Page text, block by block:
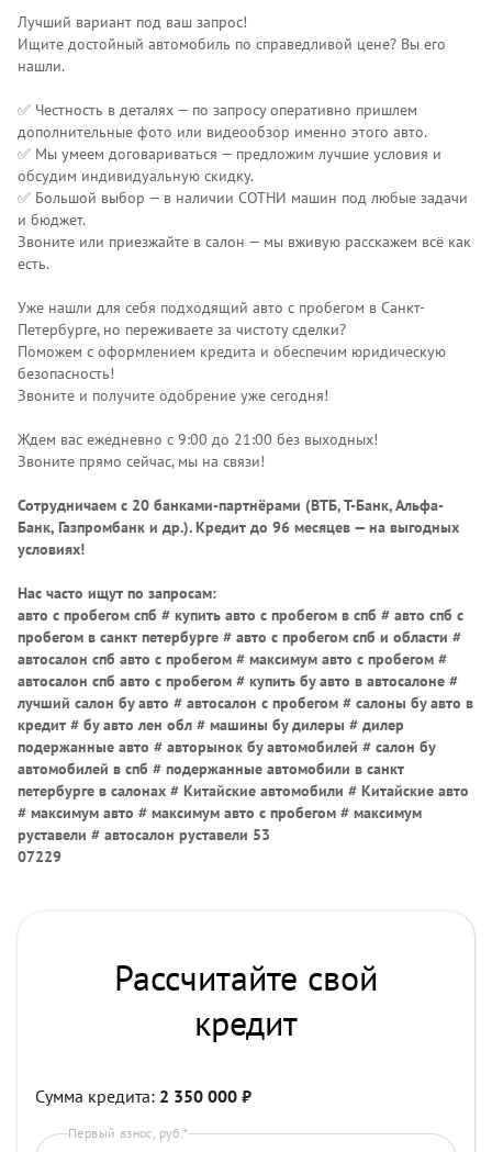
Лучший вариант под ваш запрос!
Ищите достойный автомобиль по справедливой цене? Вы его
нашли.
✅ Честность в деталях — по запросу оперативно пришлем
дополнительные фото или видеообзор именно этого авто.
✅ Мы умеем договариваться — предложим лучшие условия и
обсудим индивидуальную скидку.
✅ Большой выбор — в наличии СОТНИ машин под любые задачи
и бюджет.
Звоните или приезжайте в салон — мы вживую расскажем всё как
есть.
Уже нашли для себя подходящий авто с пробегом в Санкт-
Петербурге, но переживаете за чистоту сделки?
Поможем с оформлением кредита и обеспечим юридическую
безопасность!
Звоните и получите одобрение уже сегодня!
Ждем вас ежедневно с 9:00 до 21:00 без выходных!
Звоните прямо сейчас, мы на связи!
Сотрудничаем с 20 банками-партнёрами (ВТБ, Т-Банк, Альфа-
Банк, Газпромбанк и др.). Кредит до 96 месяцев — на выгодных
условиях!
Нас часто ищут по запросам:
авто с пробегом спб # купить авто с пробегом в спб # авто спб с
пробегом в санкт петербурге # авто с пробегом спб и области #
автосалон спб авто с пробегом # максимум авто с пробегом #
автосалон спб авто с пробегом # купить бу авто в автосалоне #
лучший салон бу авто # автосалон с пробегом # салоны бу авто в
кредит # бу авто лен обл # машины бу дилеры # дилер
подержанные авто # авторынок бу автомобилей # салон бу
автомобилей в спб # подержанные автомобили в санкт
петербурге в салонах # Китайские автомобили # Китайские авто
# максимум авто # максимум авто с пробегом # максимум
руставели # автосалон руставели 53
07229
Рассчитайте свой
кредит
Сумма кредита: 2 350 000 ₽
Первый взнос, руб.*